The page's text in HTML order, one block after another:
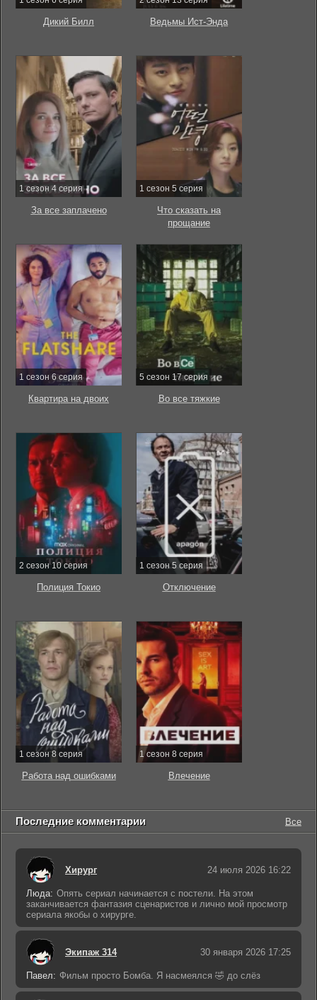
Дикий Билл Ведьмы Ист-Энда
1 сезон 4 серия
За все заплачено
1 сезон 5 серия
Что сказать на
прощание
1 сезон 6 серия
Квартира на двоих
5 сезон 17 серия
Во все тяжкие
2 сезон 10 серия
Полиция Токио
1 сезон 5 серия
Отключение
1 сезон 8 серия
Работа над ошибками
1 сезон 8 серия
Влечение
Последние комментарии Все
Хирург 24 июля 2026 16:22
Люда: Опять сериал начинается с постели. На этом
заканчивается фантазия сценаристов и лично мой просмотр
сериала якобы о хирурге.
Экипаж 314 30 января 2026 17:25
Павел: Фильм просто Бомба. Я насмеялся 🤣 до слёз